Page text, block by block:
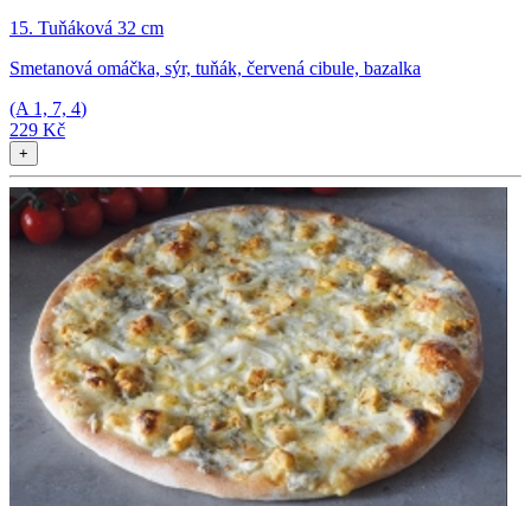
15. Tuňáková 32 cm
Smetanová omáčka, sýr, tuňák, červená cibule, bazalka
(A 1, 7, 4)
229 Kč
+